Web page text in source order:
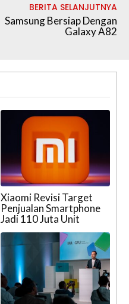
BERITA SELANJUTNYA
Samsung Bersiap Dengan
Galaxy A82
Xiaomi Revisi Target
Penjualan Smartphone
Jadi 110 Juta Unit